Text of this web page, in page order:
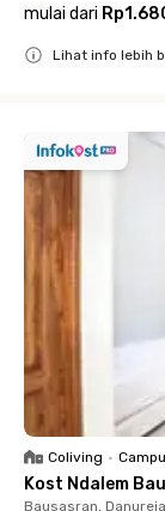
mulai dari
Lihat info lebih
Coliving •
Kost Ndalem
Bausasran,